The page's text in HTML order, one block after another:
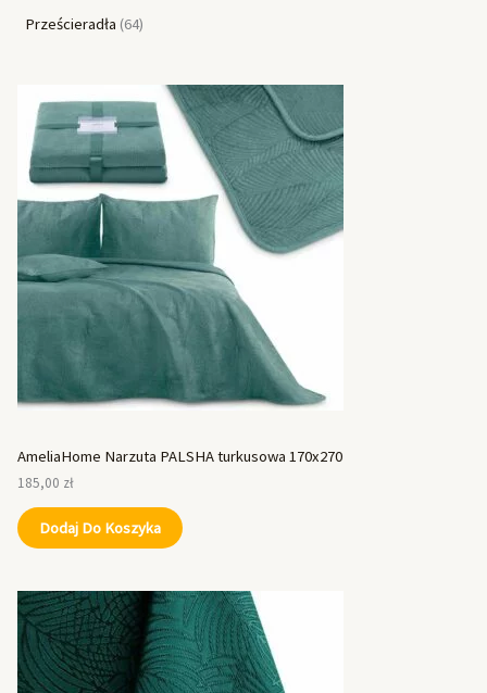
Prześcieradła 64
AmeliaHome Narzuta PALSHA turkusowa 170x270
185,00 zł
Dodaj Do Koszyka